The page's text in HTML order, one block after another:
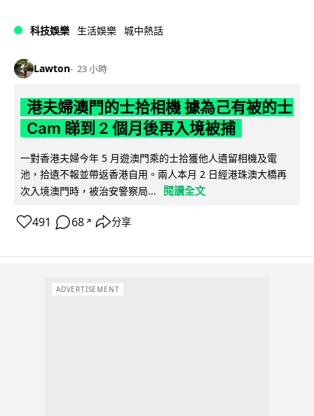
科技娛樂 生活娛樂 城中熱話
Lawton 23 小時
港夫婦澳門的士拾相機 據為己有被的士
Cam 睇到 2 個月後再入境被捕
一對香港夫婦今年 5 月遊澳門乘的士拾獲他人遺留相機及電
池，拾遺不報並帶返香港自用。兩人本月 2 日經港珠澳大橋再
次入境澳門時，被治安警察局...
閱讀全文
491 68 ↗ 分享
ADVERTISEMENT